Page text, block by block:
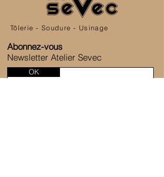
Tôlerie - Soudure - Usinage
Abonnez-vous
Newsletter Atelier Sevec
OK